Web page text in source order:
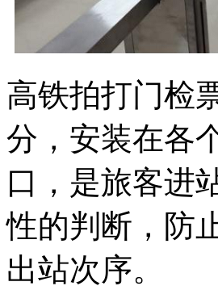
高铁拍打门检
分，安装在各
口，是旅客进
性的判断，防
出站次序。